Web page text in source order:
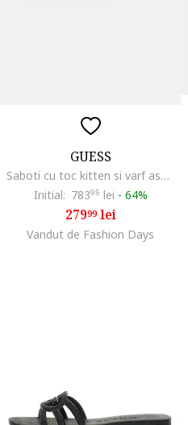
GUESS
Saboti cu toc kitten si varf ascutit, Negru/Argintiu
Initial: 78395 lei - 64%
27999lei
Vandut de Fashion Days